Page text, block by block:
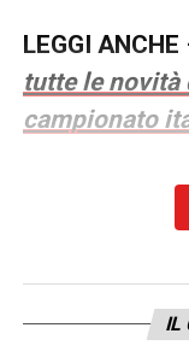
LEGGI ANCHE
tutte le novità
campionato
LA PLAYLIST
IL